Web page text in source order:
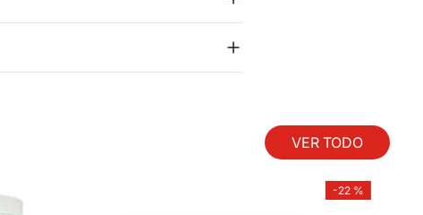
VER TODO
-22 %